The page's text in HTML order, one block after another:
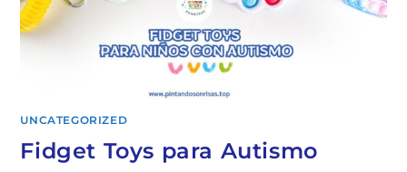
UNCATEGORIZED
Fidget Toys para Autismo